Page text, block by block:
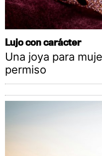
Lujo con carácter
Una joya para
permiso